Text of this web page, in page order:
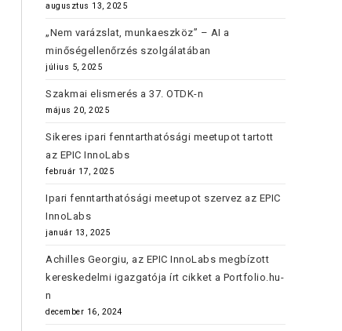
augusztus 13, 2025
„Nem varázslat, munkaeszköz” – AI a
minőségellenőrzés szolgálatában
július 5, 2025
Szakmai elismerés a 37. OTDK-n
május 20, 2025
Sikeres ipari fenntarthatósági meetupot tartott
az EPIC InnoLabs
február 17, 2025
Ipari fenntarthatósági meetupot szervez az EPIC
InnoLabs
január 13, 2025
Achilles Georgiu, az EPIC InnoLabs megbízott
kereskedelmi igazgatója írt cikket a Portfolio.hu-
n
december 16, 2024